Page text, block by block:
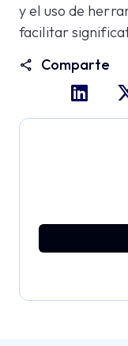
y el uso de
facilitar
Comparte